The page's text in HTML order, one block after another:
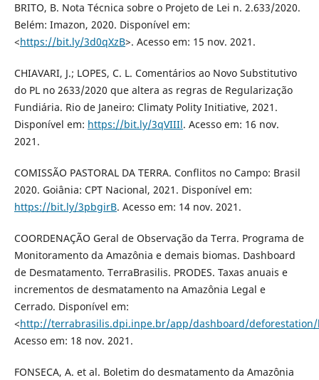
BRITO, B. Nota Técnica sobre o Projeto de Lei n. 2.633/2020.
Belém: Imazon, 2020. Disponível em:
<https://bit.ly/3d0qXzB>. Acesso em: 15 nov. 2021.
CHIAVARI, J.; LOPES, C. L. Comentários ao Novo Substitutivo
do PL no 2633/2020 que altera as regras de Regularização
Fundiária. Rio de Janeiro: Climaty Polity Initiative, 2021.
Disponível em: https://bit.ly/3qVIIIl. Acesso em: 16 nov.
2021.
COMISSÃO PASTORAL DA TERRA. Conflitos no Campo: Brasil
2020. Goiânia: CPT Nacional, 2021. Disponível em:
https://bit.ly/3pbgirB. Acesso em: 14 nov. 2021.
COORDENAÇÃO Geral de Observação da Terra. Programa de
Monitoramento da Amazônia e demais biomas. Dashboard
de Desmatamento. TerraBrasilis. PRODES. Taxas anuais e
incrementos de desmatamento na Amazônia Legal e
Cerrado. Disponível em:
<http://terrabrasilis.dpi.inpe.br/app/dashboard/deforestation/
Acesso em: 18 nov. 2021.
FONSECA, A. et al. Boletim do desmatamento da Amazônia